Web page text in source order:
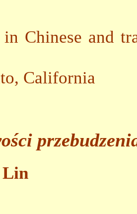
Chinese and
California
Lin